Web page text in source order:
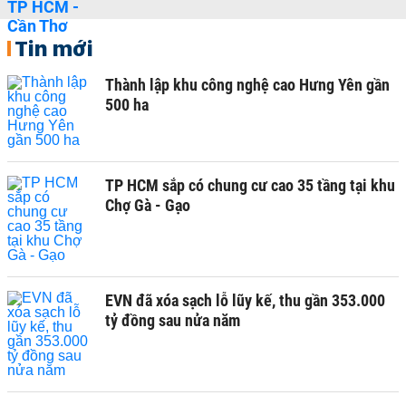
Tin mới
Thành lập khu công nghệ cao Hưng Yên gần
500 ha
TP HCM sắp có chung cư cao 35 tầng tại khu
Chợ Gà - Gạo
EVN đã xóa sạch lỗ lũy kế, thu gần 353.000
tỷ đồng sau nửa năm